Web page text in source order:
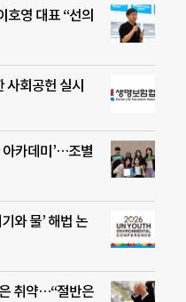
영 대표 “선의
사회공헌 실시
아카데미’…조별
와 물’ 해법 논
취약…“절반은